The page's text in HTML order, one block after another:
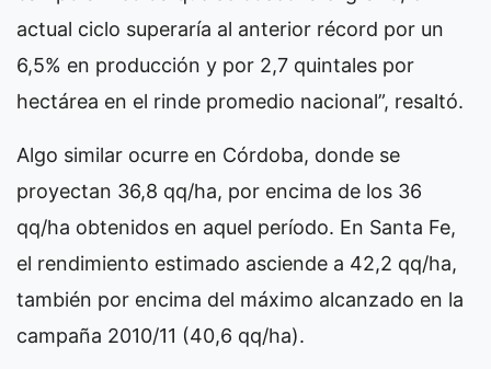
actual ciclo superaría al anterior récord por un
6,5% en producción y por 2,7 quintales por
hectárea en el rinde promedio nacional”, resaltó.
Algo similar ocurre en Córdoba, donde se
proyectan 36,8 qq/ha, por encima de los 36
qq/ha obtenidos en aquel período. En Santa Fe,
el rendimiento estimado asciende a 42,2 qq/ha,
también por encima del máximo alcanzado en la
campaña 2010/11 (40,6 qq/ha).